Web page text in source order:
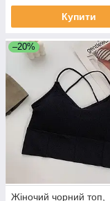
Купити
–20%
Жіночий чорний топ,